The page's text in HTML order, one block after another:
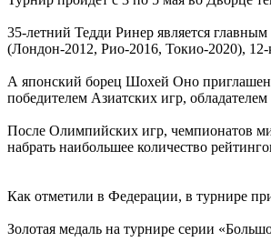
35-летний Тедди Ринер является
(Лондон-2012, Рио-2016, Токио-2020),
А японский борец Шохей Оно приглашен
победителем Азиатских игр,
После Олимпийских игр, чемпионатов
набрать наибольшее количество
Как отметили в Федерации, в турнире
Золотая медаль на турнире серии